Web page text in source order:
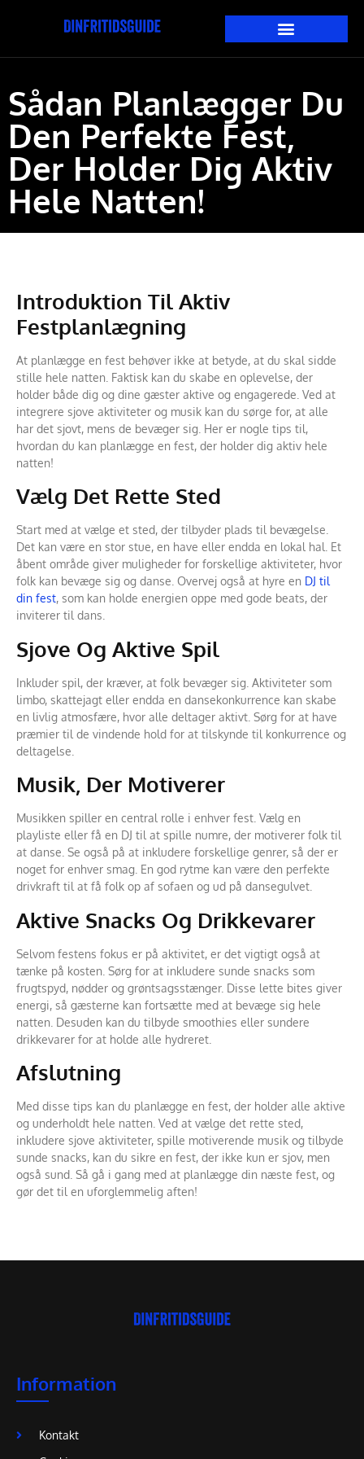
Sådan Planlægger Du
Den Perfekte Fest,
Der Holder Dig Aktiv
Hele Natten!
Introduktion Til Aktiv
Festplanlægning
At planlægge en fest behøver ikke at betyde, at du skal sidde
stille hele natten. Faktisk kan du skabe en oplevelse, der
holder både dig og dine gæster aktive og engagerede. Ved at
integrere sjove aktiviteter og musik kan du sørge for, at alle
har det sjovt, mens de bevæger sig. Her er nogle tips til,
hvordan du kan planlægge en fest, der holder dig aktiv hele
natten!
Vælg Det Rette Sted
Start med at vælge et sted, der tilbyder plads til bevægelse.
Det kan være en stor stue, en have eller endda en lokal hal. Et
åbent område giver muligheder for forskellige aktiviteter, hvor
folk kan bevæge sig og danse. Overvej også at hyre en DJ til
din fest, som kan holde energien oppe med gode beats, der
inviterer til dans.
Sjove Og Aktive Spil
Inkluder spil, der kræver, at folk bevæger sig. Aktiviteter som
limbo, skattejagt eller endda en dansekonkurrence kan skabe
en livlig atmosfære, hvor alle deltager aktivt. Sørg for at have
præmier til de vindende hold for at tilskynde til konkurrence og
deltagelse.
Musik, Der Motiverer
Musikken spiller en central rolle i enhver fest. Vælg en
playliste eller få en DJ til at spille numre, der motiverer folk til
at danse. Se også på at inkludere forskellige genrer, så der er
noget for enhver smag. En god rytme kan være den perfekte
drivkraft til at få folk op af sofaen og ud på dansegulvet.
Aktive Snacks Og Drikkevarer
Selvom festens fokus er på aktivitet, er det vigtigt også at
tænke på kosten. Sørg for at inkludere sunde snacks som
frugtspyd, nødder og grøntsagsstænger. Disse lette bites giver
energi, så gæsterne kan fortsætte med at bevæge sig hele
natten. Desuden kan du tilbyde smoothies eller sundere
drikkevarer for at holde alle hydreret.
Afslutning
Med disse tips kan du planlægge en fest, der holder alle aktive
og underholdt hele natten. Ved at vælge det rette sted,
inkludere sjove aktiviteter, spille motiverende musik og tilbyde
sunde snacks, kan du sikre en fest, der ikke kun er sjov, men
også sund. Så gå i gang med at planlægge din næste fest, og
gør det til en uforglemmelig aften!
Information
Kontakt